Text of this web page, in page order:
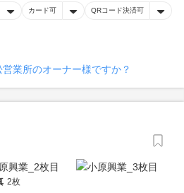
カード可 QRコード決済可
業所のオーナー様ですか？
2枚